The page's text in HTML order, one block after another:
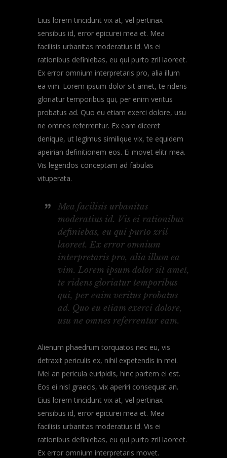
Eius lorem tincidunt vix at, vel pertinax
sensibus id, error epicurei mea et. Mea
facilisis urbanitas moderatius id. Vis ei
rationibus definiebas, eu qui purto zril laoreet.
Ex error omnium interpretaris pro, alia illum
ea vim. Lorem ipsum dolor sit amet, te ridens
gloriatur temporibus qui, per enim veritus
probatus ad. Quo eu etiam exerci dolore, usu
ne omnes referrentur. Ex eam diceret
denique, ut legimus similique vix, te equidem
apeirian definitionem eos. Ei movet elitr mea.
Vis legendos conceptam ad fabulas
vituperata.
Mea facilisis urbanitas
moderatius id. Vis ei rationibus
definiebas, eu qui purto zril
laoreet. Ex error omnium
interpretaris pro, alia illum ea
vim. Lorem ipsum dolor sit amet,
te ridens gloriatur temporibus
qui, per enim veritus probatus
ad. Quo eu etiam exerci dolore,
usu ne omnes referrentur eam.
Alienum phaedrum torquatos nec eu, vis
detraxit periculis ex, nihil expetendis in mei.
Mei an pericula euripidis, hinc partem ei est.
Eos ei nisl graecis, vix aperiri consequat an.
Eius lorem tincidunt vix at, vel pertinax
sensibus id, error epicurei mea et. Mea
facilisis urbanitas moderatius id. Vis ei
rationibus definiebas, eu qui purto zril laoreet.
Ex error omnium interpretaris movet.